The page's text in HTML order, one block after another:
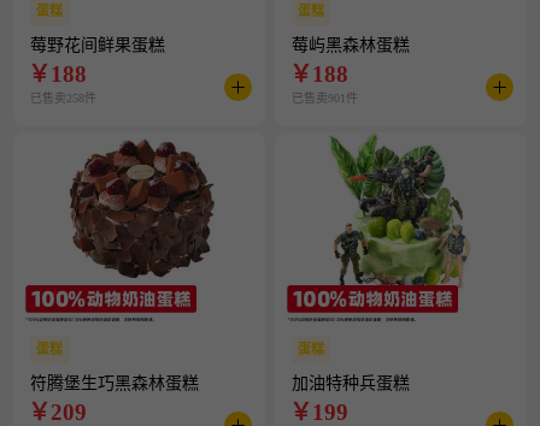
蛋糕
莓野花间鲜果蛋糕
￥188
已售卖258件
蛋糕
莓屿黑森林蛋糕
￥188
已售卖901件
蛋糕
符腾堡生巧黑森林蛋糕
￥209
蛋糕
加油特种兵蛋糕
￥199